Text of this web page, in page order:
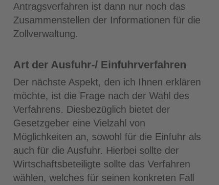
Antragsverfahren ist dann nur noch das
Zusammenstellen der Informationen für die
Zollverwaltung.
Art der Ausfuhr-/ Einfuhrverfahren
Der nächste Aspekt, den ich Ihnen erklären
möchte, ist die Frage nach der Wahl des
Verfahrens. Diesbezüglich bietet der
Gesetzgeber eine Vielzahl von
Möglichkeiten an, sowohl für die Einfuhr als
auch für die Ausfuhr. Hierbei sollte der
Wirtschaftsbeteiligte sollte das Verfahren
wählen, welches für seinen konkreten Fall